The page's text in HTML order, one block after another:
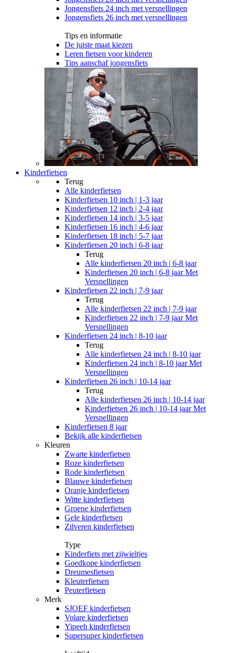
Jongensfiets 24 inch met versnellingen
Jongensfiets 26 inch met versnellingen
Tips en informatie
De juiste maat kiezen
Leren fietsen voor kinderen
Tips aanschaf jongensfiets
Kinderfietsen
Terug
Alle kinderfietsen
Kinderfietsen 10 inch | 1-3 jaar
Kinderfietsen 12 inch | 2-4 jaar
Kinderfietsen 14 inch | 3-5 jaar
Kinderfietsen 16 inch | 4-6 jaar
Kinderfietsen 18 inch | 5-7 jaar
Kinderfietsen 20 inch | 6-8 jaar
Terug
Alle kinderfietsen 20 inch | 6-8 jaar
Kinderfietsen 20 inch | 6-8 jaar Met
Versnellingen
Kinderfietsen 22 inch | 7-9 jaar
Terug
Alle kinderfietsen 22 inch | 7-9 jaar
Kinderfietsen 22 inch | 7-9 jaar Met
Versnellingen
Kinderfietsen 24 inch | 8-10 jaar
Terug
Alle kinderfietsen 24 inch | 8-10 jaar
Kinderfietsen 24 inch | 8-10 jaar Met
Versnellingen
Kinderfietsen 26 inch | 10-14 jaar
Terug
Alle kinderfietsen 26 inch | 10-14 jaar
Kinderfietsen 26 inch | 10-14 jaar Met
Versnellingen
Kinderfietsen 8 jaar
Bekijk alle kinderfietsen
Kleuren
Zwarte kinderfietsen
Roze kinderfietsen
Rode kinderfietsen
Blauwe kinderfietsen
Oranje kinderfietsen
Witte kinderfietsen
Groene kinderfietsen
Gele kinderfietsen
Zilveren kinderfietsen
Type
Kinderfiets met zijwieltjes
Goedkope kinderfietsen
Dreumesfietsen
Kleuterfietsen
Peuterfietsen
Merk
SJOEF kinderfietsen
Volare kinderfietsen
Yipeeh kinderfietsen
Supersuper kinderfietsen